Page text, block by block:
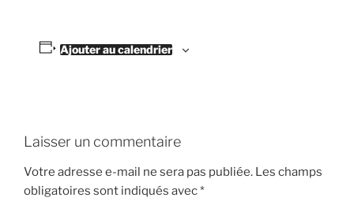
Ajouter au calendrier
Laisser un commentaire
Votre adresse e-mail ne sera pas publiée. Les champs
obligatoires sont indiqués avec*